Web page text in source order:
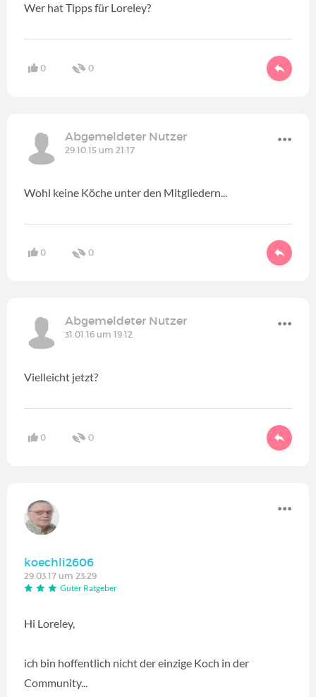
Wer hat Tipps für Loreley?
0 0
Abgemeldeter Nutzer
29.10.15 um 21:17
Wohl keine Köche unter den Mitgliedern...
0 0
Abgemeldeter Nutzer
31.01.16 um 19:12
Vielleicht jetzt?
0 0
koechli2606
29.03.17 um 23:29
Guter Ratgeber
Hi Loreley,
ich bin hoffentlich nicht der einzige Koch in der
Community...